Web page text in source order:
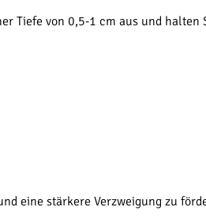
Tiefe von 0,5-1 cm aus und halten
eine stärkere Verzweigung zu